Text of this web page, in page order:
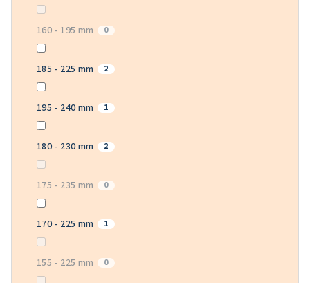
160 - 195 mm 0
185 - 225 mm 2
195 - 240 mm 1
180 - 230 mm 2
175 - 235 mm 0
170 - 225 mm 1
155 - 225 mm 0